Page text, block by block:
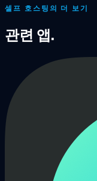
셀프 호스팅의 더 보기
관련 앱.